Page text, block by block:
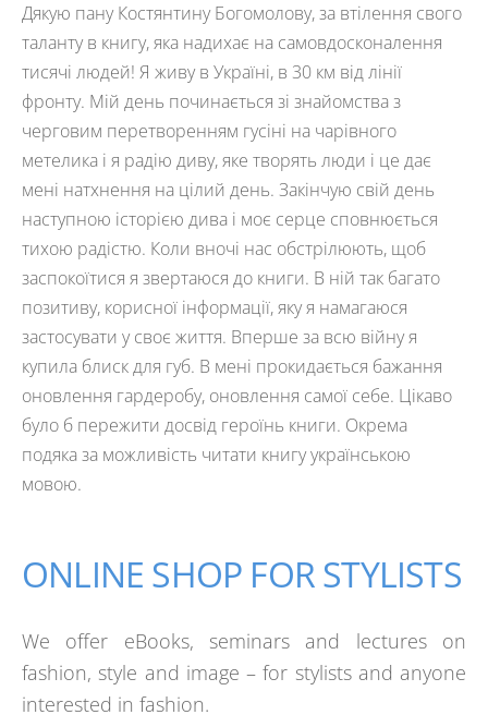
ONLINE SHOP FOR STYLISTS
We offer eBooks, seminars and lectures on
fashion, style and image – for stylists and anyone
interested in fashion.
Дякую пану Костянтину Богомолову, за втілення свого
таланту в книгу, яка надихає на самовдосконалення
тисячі людей! Я живу в Україні, в 30 км від лінії
фронту. Мій день починається зі знайомства з
черговим перетворенням гусіні на чарівного
метелика і я радію диву, яке творять люди і це дає
мені натхнення на цілий день. Закінчую свій день
наступною історією дива і моє серце сповнюється
тихою радістю. Коли вночі нас обстрілюють, щоб
заспокоїтися я звертаюся до книги. В ній так багато
позитиву, корисної інформації, яку я намагаюся
застосувати у своє життя. Вперше за всю війну я
купила блиск для губ. В мені прокидається бажання
оновлення гардеробу, оновлення самої себе. Цікаво
було б пережити досвід героїнь книги. Окрема
подяка за можливість читати книгу українською
мовою.